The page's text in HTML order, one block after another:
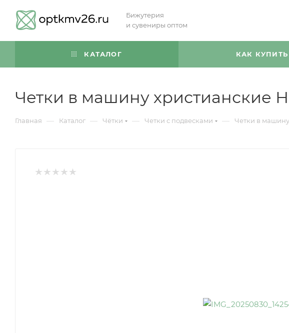
Бижутерия
и сувениры оптом
КАТАЛОГ КАК КУПИТЬ
Четки в машину христианские
Главная — Каталог — Чётки — Четки с подвесками — Четки в